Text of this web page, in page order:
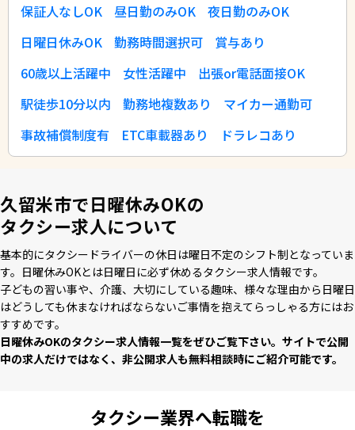
保証人なしOK
昼日勤のみOK
夜日勤のみOK
日曜日休みOK
勤務時間選択可
賞与あり
60歳以上活躍中
女性活躍中
出張or電話面接OK
駅徒歩10分以内
勤務地複数あり
マイカー通勤可
事故補償制度有
ETC車載器あり ドラレコあり
久留米市で日曜休みOKの
タクシー求人について
基本的にタクシードライバーの休⽇は曜⽇不定のシフト制となっていま
す。⽇曜休みOKとは⽇曜⽇に必ず休めるタクシー求⼈情報です。
⼦どもの習い事や、介護、⼤切にしている趣味、様々な理由から⽇曜⽇
はどうしても休まなければならないご事情を抱えてらっしゃる⽅にはお
すすめです。
⽇曜休みOKのタクシー求⼈情報⼀覧をぜひご覧下さい。サイトで公開
中の求⼈だけではなく、⾮公開求⼈も無料相談時にご紹介可能です。
タクシー業界へ転職を